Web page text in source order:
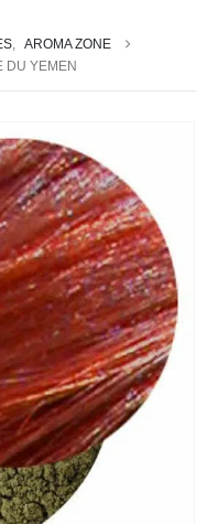
, AROMA ZONE
DU YEMEN